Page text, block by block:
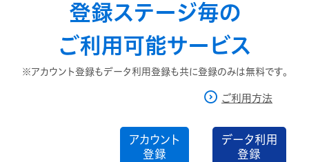
登録ステージ毎の
ご利用可能サービス
※アカウント登録もデータ利用登録も共に登録のみは無料です。
ご利用方法
アカウント
登録
データ利用
登録